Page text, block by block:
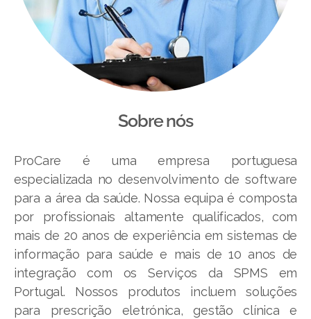
Sobre nós
ProCare é uma empresa portuguesa
especializada no desenvolvimento de software
para a área da saúde. Nossa equipa é composta
por profissionais altamente qualificados, com
mais de 20 anos de experiência em sistemas de
informação para saúde e mais de 10 anos de
integração com os Serviços da SPMS em
Portugal. Nossos produtos incluem soluções
para prescrição eletrónica, gestão clínica e